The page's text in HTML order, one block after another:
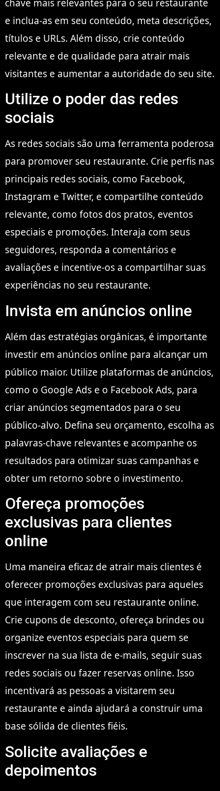
chave mais relevantes para o seu restaurante
e inclua-as em seu conteúdo, meta descrições,
títulos e URLs. Além disso, crie conteúdo
relevante e de qualidade para atrair mais
visitantes e aumentar a autoridade do seu site.
Utilize o poder das redes
sociais
As redes sociais são uma ferramenta poderosa
para promover seu restaurante. Crie perfis nas
principais redes sociais, como Facebook,
Instagram e Twitter, e compartilhe conteúdo
relevante, como fotos dos pratos, eventos
especiais e promoções. Interaja com seus
seguidores, responda a comentários e
avaliações e incentive-os a compartilhar suas
experiências no seu restaurante.
Invista em anúncios online
Além das estratégias orgânicas, é importante
investir em anúncios online para alcançar um
público maior. Utilize plataformas de anúncios,
como o Google Ads e o Facebook Ads, para
criar anúncios segmentados para o seu
público-alvo. Defina seu orçamento, escolha as
palavras-chave relevantes e acompanhe os
resultados para otimizar suas campanhas e
obter um retorno sobre o investimento.
Ofereça promoções
exclusivas para clientes
online
Uma maneira eficaz de atrair mais clientes é
oferecer promoções exclusivas para aqueles
que interagem com seu restaurante online.
Crie cupons de desconto, ofereça brindes ou
organize eventos especiais para quem se
inscrever na sua lista de e-mails, seguir suas
redes sociais ou fazer reservas online. Isso
incentivará as pessoas a visitarem seu
restaurante e ainda ajudará a construir uma
base sólida de clientes fiéis.
Solicite avaliações e
depoimentos